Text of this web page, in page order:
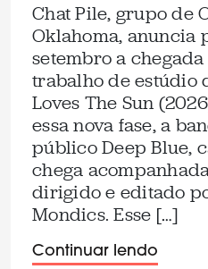
Chat Pile, grupo de
Oklahoma, anuncia
setembro a
trabalho de estúdio
Loves The Sun
essa nova fase, a
público Deep Blue,
chega
dirigido e editado
Mondics. Esse […]
Continuar lendo